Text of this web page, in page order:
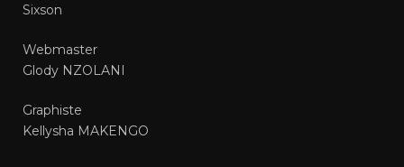
Sixson
Webmaster
Glody NZOLANI
Graphiste
Kellysha MAKENGO